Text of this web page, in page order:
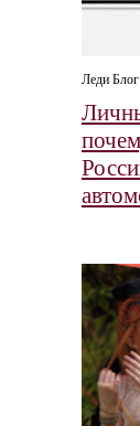
Леди